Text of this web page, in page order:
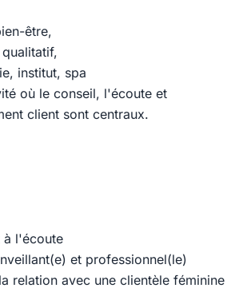
être,
institut, spa
où le conseil, l'écoute et
client sont centraux.
à l'écoute
et professionnel(le)
relation avec une clientèle féminine